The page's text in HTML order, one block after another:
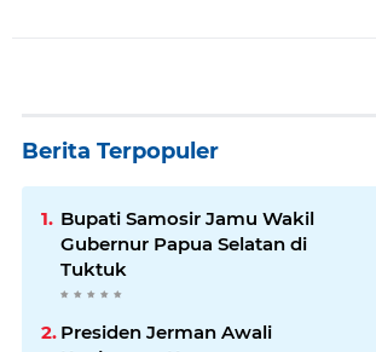
Berita Terpopuler
Bupati Samosir Jamu Wakil
Gubernur Papua Selatan di
Tuktuk
Presiden Jerman Awali